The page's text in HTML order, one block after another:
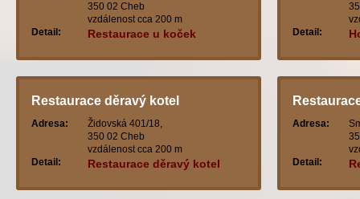
350 02 Cheb
vzdálenost cca 200 m
Detail:
Restaurace u koček
Detail:
Restaurace děravý kotel
Adresa:
Židovská 401/18,
350 02 Cheb
vzdálenost cca 200 m
Detail:
Restaurace děravý kotel
Adresa:
Detail: